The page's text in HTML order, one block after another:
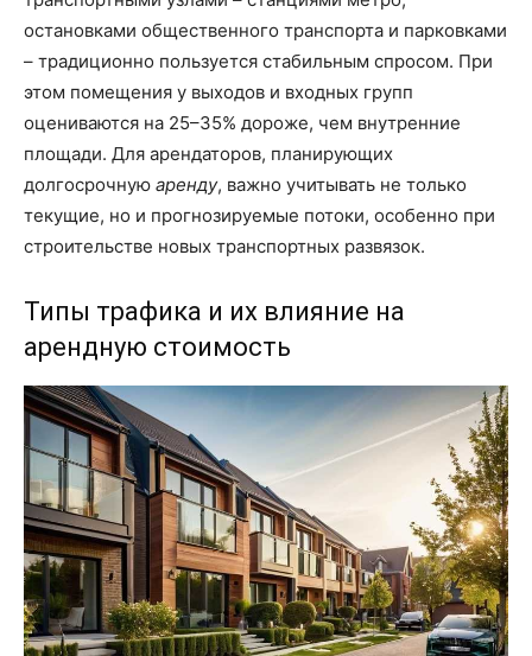
остановками общественного транспорта и парковками
– традиционно пользуется стабильным спросом. При
этом помещения у выходов и входных групп
оцениваются на 25–35% дороже, чем внутренние
площади. Для арендаторов, планирующих
долгосрочную аренду, важно учитывать не только
текущие, но и прогнозируемые потоки, особенно при
строительстве новых транспортных развязок.
Типы трафика и их влияние на
арендную стоимость